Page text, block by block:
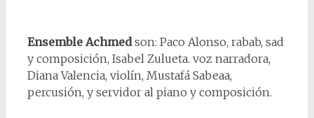
Ensemble Achmedson: Paco Alonso, rabab, sad
y composición, Isabel Zulueta. voz narradora,
Diana Valencia, violín, Mustafá Sabeaa,
percusión, y servidor al piano y composición.